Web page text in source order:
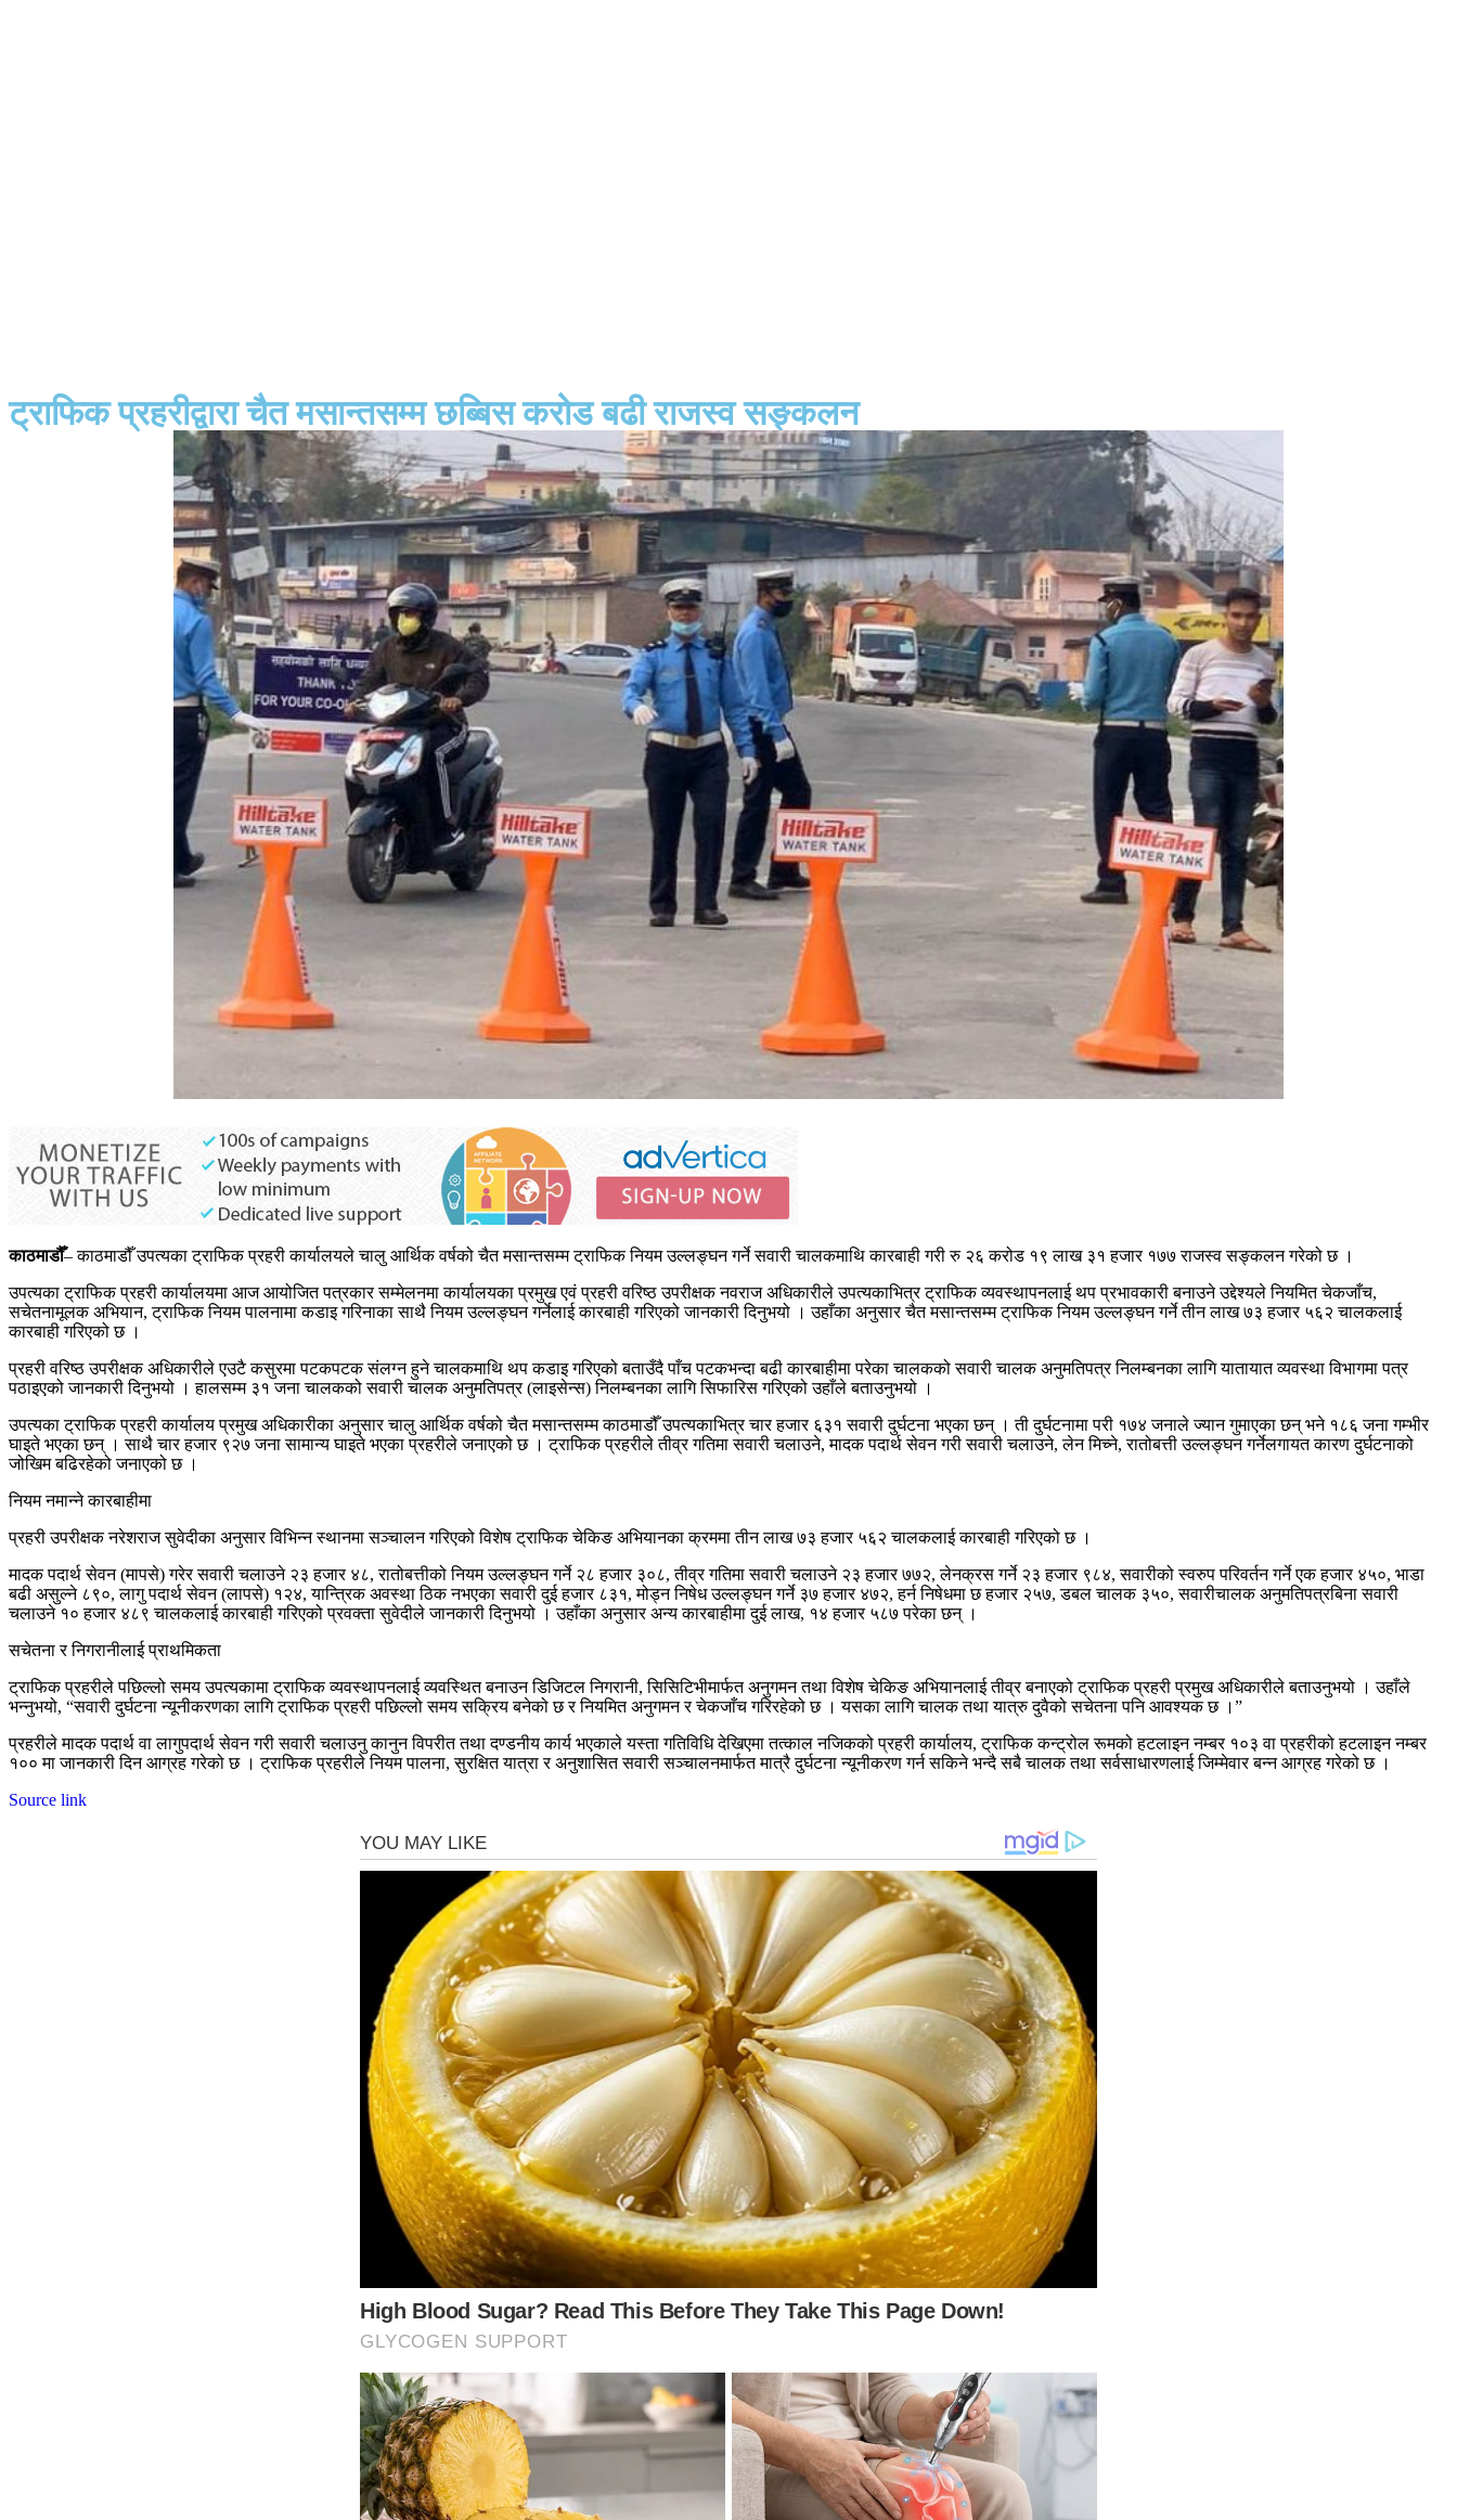
ट्राफिक प्रहरीद्वारा चैत मसान्तसम्म छब्बिस करोड बढी राजस्व सङ्कलन
काठमाडौँ– काठमाडौँ उपत्यका ट्राफिक प्रहरी कार्यालयले चालु आर्थिक वर्षको चैत मसान्तसम्म ट्राफिक नियम उल्लङ्घन गर्ने सवारी चालकमाथि कारबाही गरी रु २६ करोड १९ लाख ३१ हजार १७७ राजस्व सङ्कलन गरेको छ ।
उपत्यका ट्राफिक प्रहरी कार्यालयमा आज आयोजित पत्रकार सम्मेलनमा कार्यालयका प्रमुख एवं प्रहरी वरिष्ठ उपरीक्षक नवराज अधिकारीले उपत्यकाभित्र ट्राफिक व्यवस्थापनलाई थप प्रभावकारी बनाउने उद्देश्यले नियमित चेकजाँच,
सचेतनामूलक अभियान, ट्राफिक नियम पालनामा कडाइ गरिनाका साथै नियम उल्लङ्घन गर्नेलाई कारबाही गरिएको जानकारी दिनुभयो । उहाँका अनुसार चैत मसान्तसम्म ट्राफिक नियम उल्लङ्घन गर्ने तीन लाख ७३ हजार ५६२ चालकलाई
कारबाही गरिएको छ ।
प्रहरी वरिष्ठ उपरीक्षक अधिकारीले एउटै कसुरमा पटकपटक संलग्न हुने चालकमाथि थप कडाइ गरिएको बताउँदै पाँच पटकभन्दा बढी कारबाहीमा परेका चालकको सवारी चालक अनुमतिपत्र निलम्बनका लागि यातायात व्यवस्था विभागमा पत्र
पठाइएको जानकारी दिनुभयो । हालसम्म ३१ जना चालकको सवारी चालक अनुमतिपत्र (लाइसेन्स) निलम्बनका लागि सिफारिस गरिएको उहाँले बताउनुभयो ।
उपत्यका ट्राफिक प्रहरी कार्यालय प्रमुख अधिकारीका अनुसार चालु आर्थिक वर्षको चैत मसान्तसम्म काठमाडौँ उपत्यकाभित्र चार हजार ६३१ सवारी दुर्घटना भएका छन् । ती दुर्घटनामा परी १७४ जनाले ज्यान गुमाएका छन् भने १८६ जना गम्भीर
घाइते भएका छन् । साथै चार हजार ९२७ जना सामान्य घाइते भएका प्रहरीले जनाएको छ । ट्राफिक प्रहरीले तीव्र गतिमा सवारी चलाउने, मादक पदार्थ सेवन गरी सवारी चलाउने, लेन मिच्ने, रातोबत्ती उल्लङ्घन गर्नेलगायत कारण दुर्घटनाको
जोखिम बढिरहेको जनाएको छ ।
नियम नमान्ने कारबाहीमा
प्रहरी उपरीक्षक नरेशराज सुवेदीका अनुसार विभिन्न स्थानमा सञ्चालन गरिएको विशेष ट्राफिक चेकिङ अभियानका क्रममा तीन लाख ७३ हजार ५६२ चालकलाई कारबाही गरिएको छ ।
मादक पदार्थ सेवन (मापसे) गरेर सवारी चलाउने २३ हजार ४८, रातोबत्तीको नियम उल्लङ्घन गर्ने २८ हजार ३०८, तीव्र गतिमा सवारी चलाउने २३ हजार ७७२, लेनक्रस गर्ने २३ हजार ९८४, सवारीको स्वरुप परिवर्तन गर्ने एक हजार ४५०, भाडा
बढी असुल्ने ८९०, लागु पदार्थ सेवन (लापसे) १२४, यान्त्रिक अवस्था ठिक नभएका सवारी दुई हजार ८३१, मोड्न निषेध उल्लङ्घन गर्ने ३७ हजार ४७२, हर्न निषेधमा छ हजार २५७, डबल चालक ३५०, सवारीचालक अनुमतिपत्रबिना सवारी
चलाउने १० हजार ४८९ चालकलाई कारबाही गरिएको प्रवक्ता सुवेदीले जानकारी दिनुभयो । उहाँका अनुसार अन्य कारबाहीमा दुई लाख, १४ हजार ५८७ परेका छन् ।
सचेतना र निगरानीलाई प्राथमिकता
ट्राफिक प्रहरीले पछिल्लो समय उपत्यकामा ट्राफिक व्यवस्थापनलाई व्यवस्थित बनाउन डिजिटल निगरानी, सिसिटिभीमार्फत अनुगमन तथा विशेष चेकिङ अभियानलाई तीव्र बनाएको ट्राफिक प्रहरी प्रमुख अधिकारीले बताउनुभयो । उहाँले
भन्नुभयो, “सवारी दुर्घटना न्यूनीकरणका लागि ट्राफिक प्रहरी पछिल्लो समय सक्रिय बनेको छ र नियमित अनुगमन र चेकजाँच गरिरहेको छ । यसका लागि चालक तथा यात्रु दुवैको सचेतना पनि आवश्यक छ ।”
प्रहरीले मादक पदार्थ वा लागुपदार्थ सेवन गरी सवारी चलाउनु कानुन विपरीत तथा दण्डनीय कार्य भएकाले यस्ता गतिविधि देखिएमा तत्काल नजिकको प्रहरी कार्यालय, ट्राफिक कन्ट्रोल रूमको हटलाइन नम्बर १०३ वा प्रहरीको हटलाइन नम्बर
१०० मा जानकारी दिन आग्रह गरेको छ । ट्राफिक प्रहरीले नियम पालना, सुरक्षित यात्रा र अनुशासित सवारी सञ्चालनमार्फत मात्रै दुर्घटना न्यूनीकरण गर्न सकिने भन्दै सबै चालक तथा सर्वसाधारणलाई जिम्मेवार बन्न आग्रह गरेको छ ।
Source link